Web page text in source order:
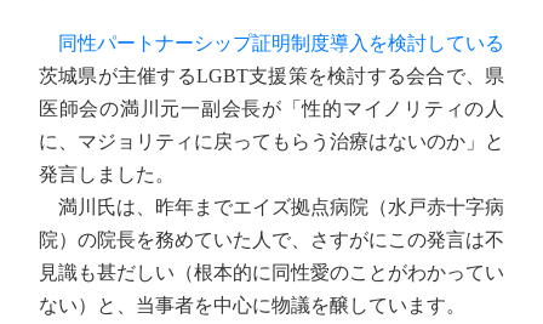
同性パートナーシップ証明制度導入を検討している
茨城県が主催するLGBT支援策を検討する会合で、県
医師会の満川元一副会長が「性的マイノリティの人
に、マジョリティに戻ってもらう治療はないのか」と
発言しました。
満川氏は、昨年までエイズ拠点病院（水戸赤十字病
院）の院長を務めていた人で、さすがにこの発言は不
見識も甚だしい（根本的に同性愛のことがわかってい
ない）と、当事者を中心に物議を醸しています。